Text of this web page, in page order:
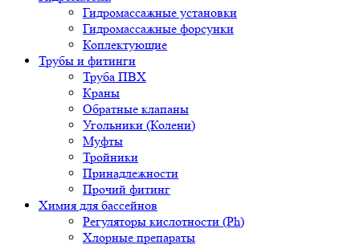
Гидромассажные установки
Гидромассажные форсунки
Коплектующие
Трубы и фитинги
Труба ПВХ
Краны
Обратные клапаны
Угольники (Колени)
Муфты
Тройники
Принадлежности
Прочий фитинг
Химия для бассейнов
Регуляторы кислотности (Ph)
Хлорные препараты